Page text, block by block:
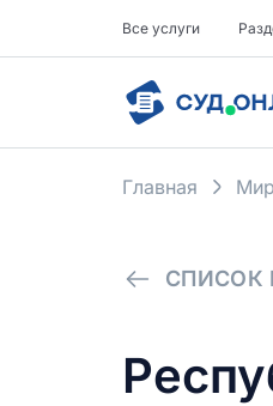
Все услуги
Главная
СПИСОК